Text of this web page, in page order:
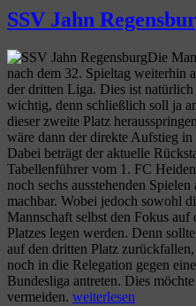
München
gegen
United
–
Bwin
muss
sich
für
einen
Partner
entscheiden
SSV Jahn
Die
nach dem 32. Spieltag weiterhin
der dritten Liga. Dies ist
wichtig, denn schließlich soll ja
dieser zweite Platz
wäre dann der direkte Aufstieg
Dabei beträgt der aktuelle
Tabellenführer vom 1. FC
noch sechs ausstehenden
machbar. Wobei jedoch sowohl
Mannschaft selbst den Fokus
Platzes legen werden. Denn
auf den dritten Platz
noch in die Relegation gegen
Bundesliga antreten. Dies
vermeiden. „SSV
weiterlesen